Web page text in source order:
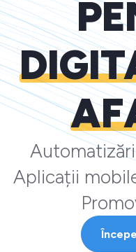
Aplicații